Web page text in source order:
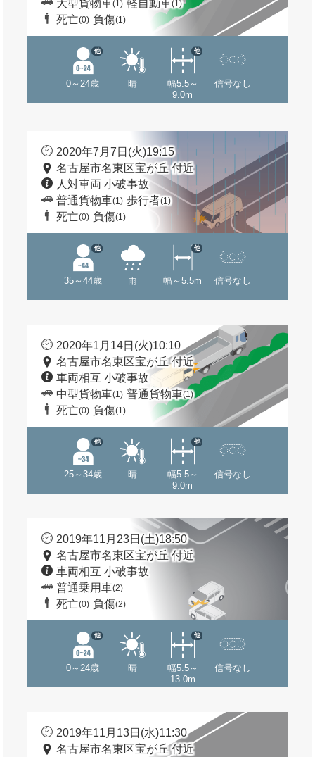
大型貨物車(1) 軽自動車(1)
死亡(0) 負傷(1)
0～24歳
他
晴
幅5.5～
9.0m
他
信号なし
2020年7月7日(火)19:15
名古屋市名東区宝が丘 付近
人対車両 小破事故
普通貨物車(1) 歩行者(1)
死亡(0) 負傷(1)
35～44歳
他
雨 幅～5.5m
他
信号なし
2020年1月14日(火)10:10
名古屋市名東区宝が丘 付近
車両相互 小破事故
中型貨物車(1) 普通貨物車(1)
死亡(0) 負傷(1)
25～34歳
他
晴
幅5.5～
9.0m
他
信号なし
2019年11月23日(土)18:50
名古屋市名東区宝が丘 付近
車両相互 小破事故
普通乗用車(2)
死亡(0) 負傷(2)
0～24歳
他
晴
幅5.5～
13.0m
他
信号なし
2019年11月13日(水)11:30
名古屋市名東区宝が丘 付近